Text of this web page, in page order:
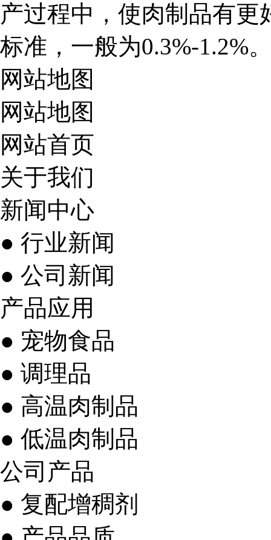
产过程中，使肉制品有
标准，一般为0.3%-1.2%
网站地图
网站地图
网站首页
关于我们
新闻中心
● 行业新闻
● 公司新闻
产品应用
● 宠物食品
● 调理品
● 高温肉制品
● 低温肉制品
公司产品
● 复配增稠剂